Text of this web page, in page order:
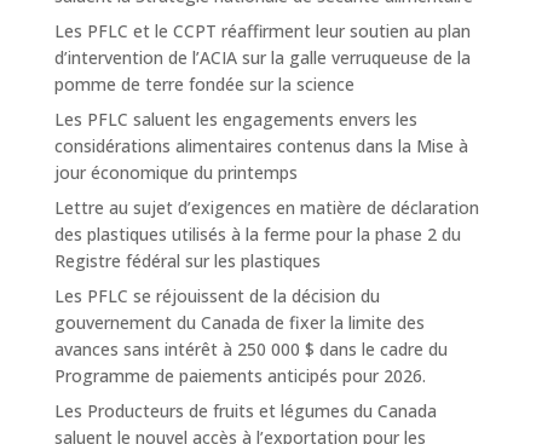
Les PFLC et le CCPT réaffirment leur soutien au plan
d’intervention de l’ACIA sur la galle verruqueuse de la
pomme de terre fondée sur la science
Les PFLC saluent les engagements envers les
considérations alimentaires contenus dans la Mise à
jour économique du printemps
Lettre au sujet d’exigences en matière de déclaration
des plastiques utilisés à la ferme pour la phase 2 du
Registre fédéral sur les plastiques
Les PFLC se réjouissent de la décision du
gouvernement du Canada de fixer la limite des
avances sans intérêt à 250 000 $ dans le cadre du
Programme de paiements anticipés pour 2026.
Les Producteurs de fruits et légumes du Canada
saluent le nouvel accès à l’exportation pour les